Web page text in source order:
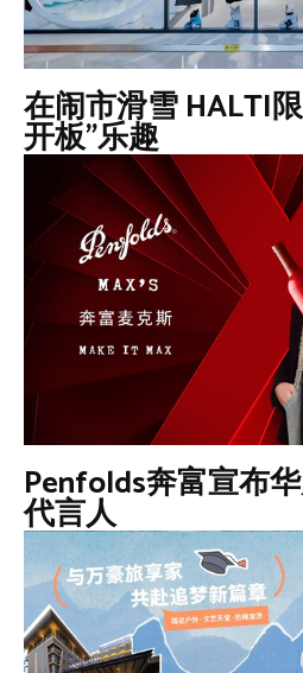
在闹市滑雪 HALTI
开板”乐趣
Penfolds奔富宣布
代言人